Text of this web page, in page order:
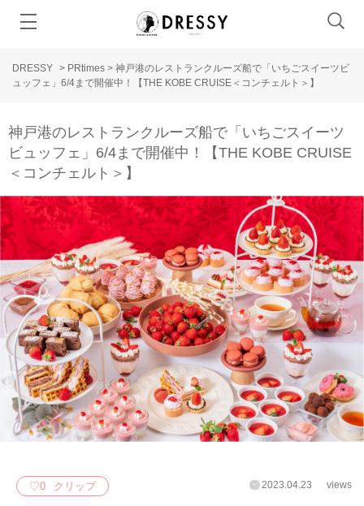
DRESSY > PRtimes > 神戸港のレストランクルーズ船で「いちごスイーツビ
ュッフェ」6/4まで開催中！【THE KOBE CRUISE＜コンチェルト＞】
神戸港のレストランクルーズ船で「いちごスイーツ
ビュッフェ」6/4まで開催中！【THE KOBE CRUISE
＜コンチェルト＞】
♡0 クリップ 2023.04.23 views